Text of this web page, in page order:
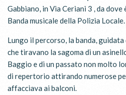
Gabbiano, in Via Ceriani 3 , da
Banda musicale della Polizia Locale.
Lungo il percorso, la banda,
che tiravano la sagoma di un
Baggio e di un passato non molto
di repertorio attirando numerose
affacciava ai balconi.